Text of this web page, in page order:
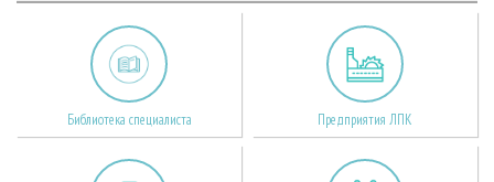
Библиотека специалиста Предприятия ЛПК